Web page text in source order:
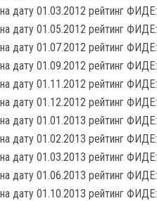
на дату 01.03.2012 рейтинг ФИДЕ:
на дату 01.05.2012 рейтинг ФИДЕ:
на дату 01.07.2012 рейтинг ФИДЕ:
на дату 01.09.2012 рейтинг ФИДЕ:
на дату 01.11.2012 рейтинг ФИДЕ:
на дату 01.12.2012 рейтинг ФИДЕ:
на дату 01.01.2013 рейтинг ФИДЕ:
на дату 01.02.2013 рейтинг ФИДЕ:
на дату 01.03.2013 рейтинг ФИДЕ:
на дату 01.06.2013 рейтинг ФИДЕ:
на дату 01.10.2013 рейтинг ФИДЕ: